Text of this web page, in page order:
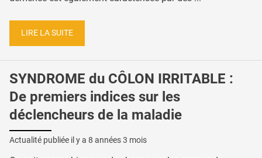
LIRE LA SUITE
SYNDROME du CÔLON IRRITABLE :
De premiers indices sur les
déclencheurs de la maladie
Actualité publiée il y a 8 années 3 mois